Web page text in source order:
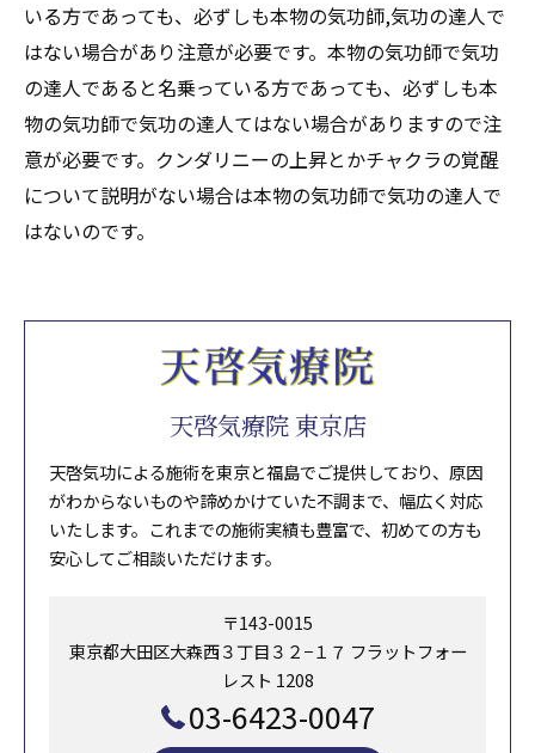
いる方であっても、必ずしも本物の気功師,気功の達人で
はない場合があり注意が必要です。本物の気功師で気功
の達人であると名乗っている方であっても、必ずしも本
物の気功師で気功の達人てはない場合がありますので注
意が必要です。クンダリニーの上昇とかチャクラの覚醒
について説明がない場合は本物の気功師で気功の達人で
はないのです。
天啓気療院 東京店
天啓気功による施術を東京と福島でご提供しており、原因
がわからないものや諦めかけていた不調まで、幅広く対応
いたします。これまでの施術実績も豊富で、初めての方も
安心してご相談いただけます。
〒143-0015
東京都大田区大森西３丁目３２−１７ フラットフォー
レスト 1208
03-6423-0047